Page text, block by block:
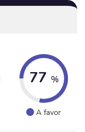
77 %
A favor